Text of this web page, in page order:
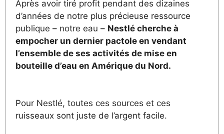
Après avoir tiré profit pendant des dizaines
d’années de notre plus précieuse ressource
publique – notre eau – Nestlé cherche à
empocher un dernier pactole en vendant
l’ensemble de ses activités de mise en
bouteille d’eau en Amérique du Nord.
Pour Nestlé, toutes ces sources et ces
ruisseaux sont juste de l’argent facile.